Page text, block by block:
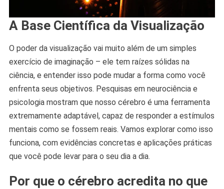
A Base Científica da Visualização
O poder da visualização vai muito além de um simples
exercício de imaginação – ele tem raízes sólidas na
ciência, e entender isso pode mudar a forma como você
enfrenta seus objetivos. Pesquisas em neurociência e
psicologia mostram que nosso cérebro é uma ferramenta
extremamente adaptável, capaz de responder a estímulos
mentais como se fossem reais. Vamos explorar como isso
funciona, com evidências concretas e aplicações práticas
que você pode levar para o seu dia a dia.
Por que o cérebro acredita no que